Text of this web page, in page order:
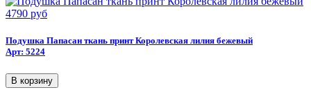
4790 руб
Подушка Папасан ткань принт Королевская лилия бежевый
Арт: 5224